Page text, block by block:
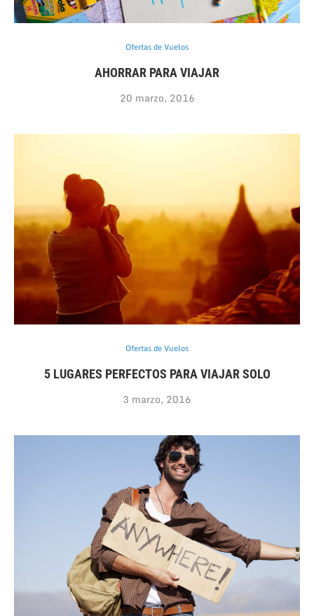
Ofertas de Vuelos
AHORRAR PARA VIAJAR
20 marzo, 2016
Ofertas de Vuelos
5 LUGARES PERFECTOS PARA VIAJAR SOLO
3 marzo, 2016